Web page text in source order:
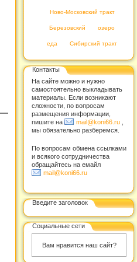
Ново-Московский тракт
Березовский озеро
еда Сибирский тракт
Контакты
На сайте можно и нужно
самостоятельно выкладывать
материалы. Если возникают
сложности, по вопросам
размещения информации,
пишите на
mail@koni66.ru
мы обязательно разберемся.
По вопросам обмена ссылками
и всякого сотрудничества
обращайтесь на емайл
mail@koni66.ru
Введите заголовок
Социальные сети
Вам нравится наш сайт?